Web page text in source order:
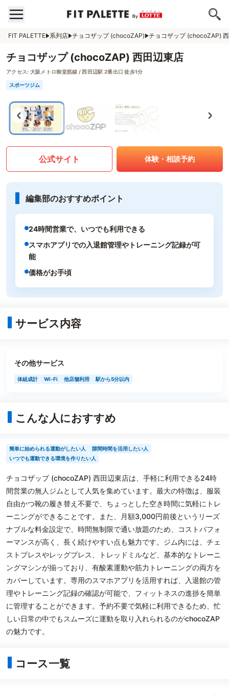
FIT PALETTE 系列店 チョコザップ (chocoZAP) チョコザップ (chocoZAP)
チョコザップ (chocoZAP) 西田辺東店
アクセス: 大阪メトロ御堂筋線 / 西田辺駅 2番出口 徒歩1分
スポーツジム
公式サイト 体験・相談予約
編集部のおすすめポイント
24時間営業で、いつでも利用できる
スマホアプリでの入退館管理やトレーニング記録が可
能
価格がお手頃
サービス内容
その他サービス
体組成計 Wi-Fi 他店舗利用 駅から5分以内
こんな人におすすめ
簡単に始められる運動がしたい人
隙間時間を活用したい人
いつでも運動できる環境を作りたい人
チョコザップ (chocoZAP) 西田辺東店は、手軽に利用できる24時
間営業の無人ジムとして人気を集めています。最大の特徴は、服装
自由かつ靴の履き替え不要で、ちょっとした空き時間に気軽にトレ
ーニングができることです。また、月額3,000円前後というリーズ
ナブルな料金設定で、時間無制限で通い放題のため、コストパフォ
ーマンスが高く、長く続けやすい点も魅力です。ジム内には、チェ
ストプレスやレッグプレス、トレッドミルなど、基本的なトレーニ
ングマシンが揃っており、有酸素運動や筋力トレーニングの両方を
カバーしています。専用のスマホアプリを活用すれば、入退館の管
理やトレーニング記録の確認が可能で、フィットネスの進捗を簡単
に管理することができます。予約不要で気軽に利用できるため、忙
しい日常の中でもスムーズに運動を取り入れられるのがchocoZAP
の魅力です。
コース一覧